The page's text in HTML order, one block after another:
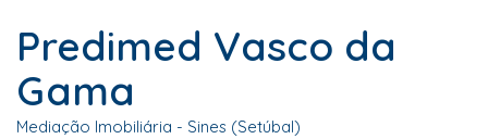
Predimed Vasco da
Gama
Mediação Imobiliária - Sines (Setúbal)